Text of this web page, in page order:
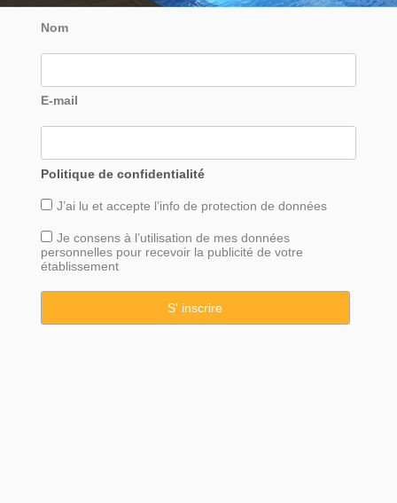
Nom
E-mail
Politique de confidentialité
J’ai lu et accepte l’info de protection de données
Je consens à l’utilisation de mes données
personnelles pour recevoir la publicité de votre
établissement